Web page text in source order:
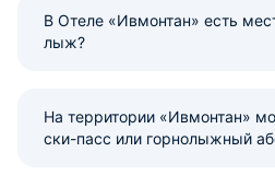
В Отеле «Ивмонтан» есть
лыж?
На территории «Ивмонтан»
ски-пасс или горнолыжный